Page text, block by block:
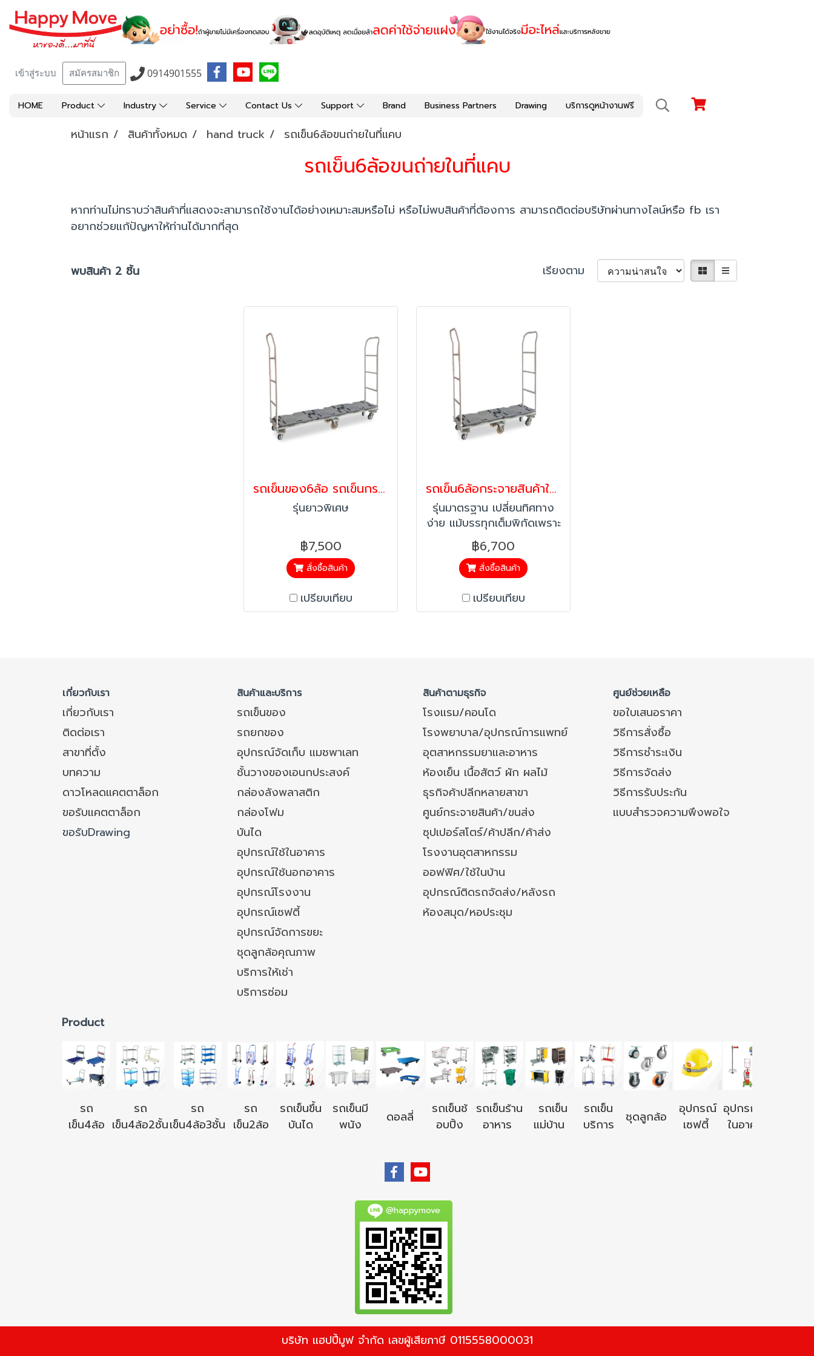
เข้าสู่ระบบ สมัครสมาชิก 0914901555
HOME Product Industry Service Contact Us Support Brand Business Partners Drawing บริการดูหน้างานฟรี
หน้าแรก สินค้าทั้งหมด hand truck รถเข็น6ล้อขนถ่ายในที่แคบ
รถเข็น6ล้อขนถ่ายในที่แคบ
หากท่านไม่ทราบว่าสินค้าที่แสดงจะสามารถใช้งานได้อย่างเหมาะสมหรือไม่ หรือไม่พบสินค้าที่ต้องการ สามารถติดต่อบริษัทผ่านทางไลน์หรือ fb เรา
อยากช่วยแก้ปัญหาให้ท่านได้มากที่สุด
พบสินค้า 2 ชิ้น เรียงตาม
รถเข็นของ6ล้อ รถเข็นกระจายสินค้าในที่แคบ UBOAT รุ่นยาวพิเศษ Happy Move 58804
รุ่นยาวพิเศษ
฿7,500
สั่งซื้อสินค้า
เปรียบเทียบ
รถเข็น6ล้อกระจายสินค้าในที่แคบUBOATรุ่นมาตรฐาน Happy Move58798
รุ่นมาตรฐาน เปลี่ยนทิศทาง
ง่าย แม้บรรทุกเต็มพิกัดเพราะ
ติดตั้งล้อ 6 ล้อ ขนาด 6 นิ้ว
เป็นแบบกระดก เคลื่อนย้าย
ง่ายขึ้น
฿6,700
สั่งซื้อสินค้า
เปรียบเทียบ
เกี่ยวกับเรา สินค้าและบริการ สินค้าตามธุรกิจ ศูนย์ช่วยเหลือ
เกี่ยวกับเรา รถเข็นของ โรงแรม/คอนโด
ขอใบเสนอราคา
ติดต่อเรา
รถยกของ โรงพยาบาล/อุปกรณ์การแพทย์
วิธีการสั่งซื้อ
สาขาที่ตั้ง
อุปกรณ์จัดเก็บ แมชพาเลท อุตสาหกรรมยาและอาหาร
วิธีการชำระเงิน
บทความ
ชั้นวางของเอนกประสงค์ ห้องเย็น เนื้อสัตว์ ผัก ผลไม้
วิธีการจัดส่ง
ดาวโหลดแคตตาล็อก
กล่องลังพลาสติก ธุรกิจค้าปลีกหลายสาขา
วิธีการรับประกัน
ขอรับแคตตาล็อก
กล่องโฟม ศูนย์กระจายสินค้า/ขนส่ง
แบบสำรวจความพึงพอใจ
ขอรับDrawing
บันได
ซุปเปอร์สโตร์/ค้าปลีก/ค้าส่ง
อุปกรณ์ใช้ในอาคาร
โรงงานอุตสาหกรรม
อุปกรณ์ใช้นอกอาคาร
ออฟฟิศ/ใช้ในบ้าน
อุปกรณ์โรงงาน
อุปกรณ์ติดรถจัดส่ง/หลังรถ
อุปกรณ์เซฟตี้
ห้องสมุด/หอประชุม
อุปกรณ์จัดการขยะ
ชุดลูกล้อคุณภาพ
บริการให้เช่า
บริการซ่อม
Product
รถ
เข็น4ล้อ
รถ
เข็น4ล้อ2ชั้น
รถ
เข็น4ล้อ3ชั้น
รถ
เข็น2ล้อ
รถเข็นขึ้น
บันได
รถเข็นมี
พนัง
ดอลลี่
รถเข็นช้
อบปิ้ง
รถเข็นร้าน
อาหาร
รถเข็น
แม่บ้าน
รถเข็น
บริการ
ชุดลูกล้อ
อุปกรณ์
เซฟตี้
อุปกรณ์ใช้
ในอาคาร
@happymove
บริษัท แฮปปี้มูฟ จำกัด เลขผู้เสียภาษี 0115558000031